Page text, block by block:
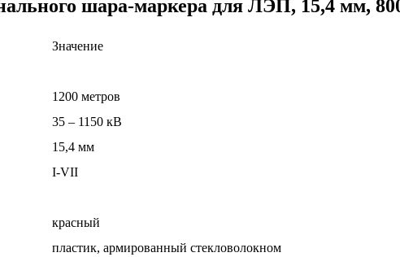
шара-маркера для ЛЭП, 15,4
Значение
1200 метров
35 – 1150 кВ
15,4 мм
I-VII
красный
пластик, армированный стекловолокном